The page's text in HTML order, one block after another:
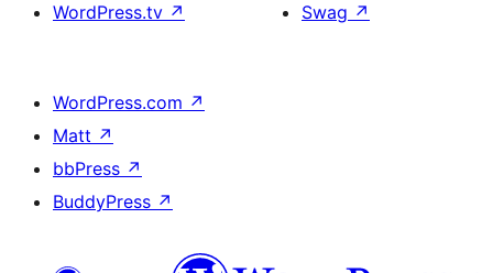
WordPress.tv ↗
Swag ↗
WordPress.com ↗
Matt ↗
bbPress ↗
BuddyPress ↗